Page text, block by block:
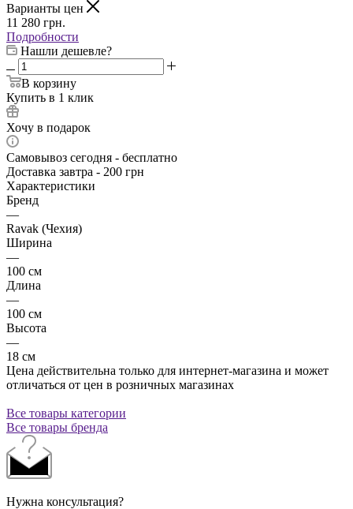
Варианты цен
11 280 грн.
Подробности
Нашли дешевле?
В корзину
Купить в 1 клик
Хочу в подарок
Самовывоз сегодня - бесплатно
Доставка завтра - 200 грн
Характеристики
Бренд
—
Ravak (Чехия)
Ширина
—
100 см
Длина
—
100 см
Высота
—
18 см
Цена действительна только для интернет-магазина и может
отличаться от цен в розничных магазинах
Все товары категории
Все товары бренда
Нужна консультация?